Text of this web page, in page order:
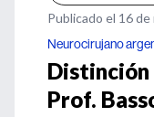
Publicado el 16
Neurocirujano
Distinción
Prof.